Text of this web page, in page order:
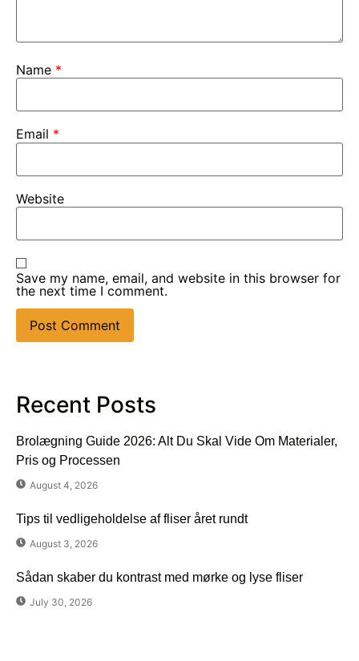
Name *
Email *
Website
Save my name, email, and website in this browser for
the next time I comment.
Recent Posts
Brolægning Guide 2026: Alt Du Skal Vide Om Materialer,
Pris og Processen
August 4, 2026
Tips til vedligeholdelse af fliser året rundt
August 3, 2026
Sådan skaber du kontrast med mørke og lyse fliser
July 30, 2026